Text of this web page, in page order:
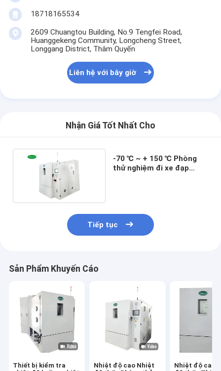
18718165534
2609 Chuangtou Building, No.9 Tengfei Road,
Huanggekeng Community, Longcheng Street,
Longgang District, Thâm Quyến
Liên hệ với bây giờ
Nhận Giá Tốt Nhất Cho
-70 ℃ ~ + 150 ℃ Phòng
thử nghiệm đi xe đạp
Tiếp tục
Sản Phẩm Khuyến Cáo
Thiết bị kiểm tra
Nhiệt độ cao Nhiệt
Nhiệt độ cao